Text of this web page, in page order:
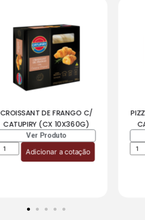
CROISSANT DE FRANGO C/
CATUPIRY (CX 10X360G)
Ver Produto
Adicionar a cotação